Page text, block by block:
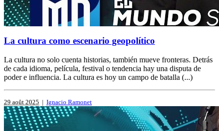
La cultura como escenario geopolítico
La cultura no solo cuenta historias, también mueve fronteras. Detrás
de cada idioma, película, festival o tendencia hay una disputa de
poder e influencia. La cultura es hoy un campo de batalla (...)
29 août 2025 | Ignacio Ramonet